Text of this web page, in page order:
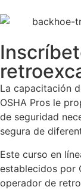
La capacitación
OSHA Pros le
de seguridad
segura de
Este curso en
establecidos por
operador de